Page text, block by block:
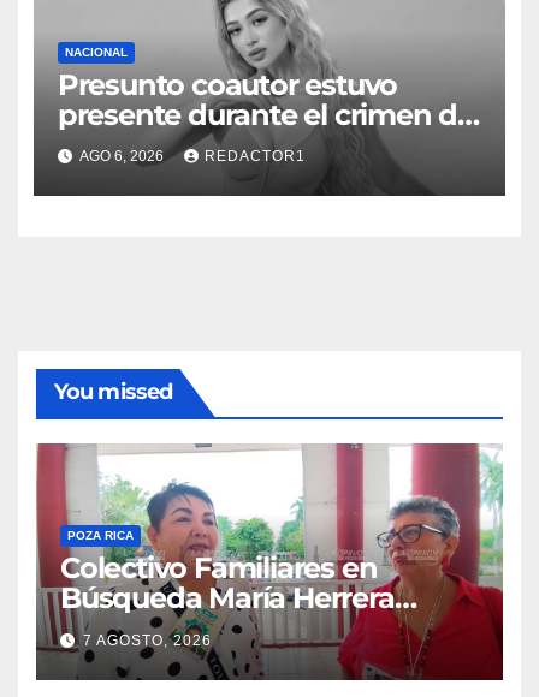
NACIONAL
Presunto coautor estuvo
presente durante el crimen de
Valeria Márquez: Fiscalía
AGO 6, 2026 REDACTOR1
You missed
POZA RICA
Colectivo Familiares en
Búsqueda María Herrera
convoca a marcha
7 AGOSTO, 2026